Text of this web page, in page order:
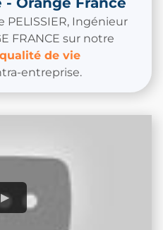
PELISSIER, Ingénieur
FRANCE sur notre
de vie
entreprise.